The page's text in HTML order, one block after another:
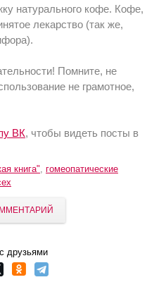
натурального кофе. Кофе,
лекарство (так же,
Помните, не
не грамотное,
ВК, чтобы видеть посты в
книга", гомеопатические
друзьями